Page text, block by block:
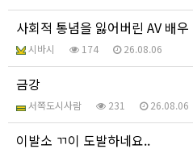
사회적 통념을 잃어버린 AV 배우
시바시 174 26.08.06
금강
서쪽도시사람 231 26.08.06
이발소 ㄲ이 도발하네요..